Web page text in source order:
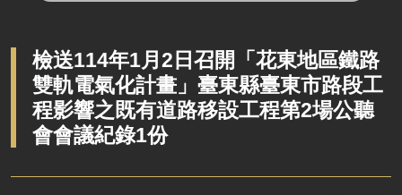
定期聯繫會議
廉政體系
檢送114年1月2日召開「花東地區鐵路
雙軌電氣化計畫」臺東縣臺東市路段工
程影響之既有道路移設工程第2場公聽
會會議紀錄1份